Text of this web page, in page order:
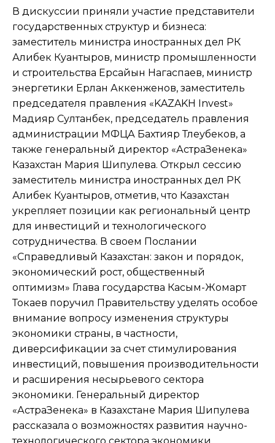
В дискуссии приняли участие представители
государственных структур и бизнеса:
заместитель министра иностранных дел РК
Алибек Куантыров, министр промышленности
и строительства Ерсайын Нагаспаев, министр
энергетики Ерлан Аккенженов, заместитель
председателя правления «KAZAKH Invest»
Мадияр Султанбек, председатель правления
администрации МФЦА Бахтияр Тлеубеков, а
также генеральный директор «АстраЗенека»
Казахстан Мария Шипулева. Открыл сессию
заместитель министра иностранных дел РК
Алибек Куантыров, отметив, что Казахстан
укрепляет позиции как региональный центр
для инвестиций и технологического
сотрудничества. В своем Послании
«Справедливый Казахстан: закон и порядок,
экономический рост, общественный
оптимизм» Глава государства Касым-Жомарт
Токаев поручил Правительству уделять особое
внимание вопросу изменения структуры
экономики страны, в частности,
диверсификации за счет стимулирования
инвестиций, повышения производительности
и расширения несырьевого сектора
экономики. Генеральный директор
«АстраЗенека» в Казахстане Мария Шипулева
рассказала о возможностях развития научно-